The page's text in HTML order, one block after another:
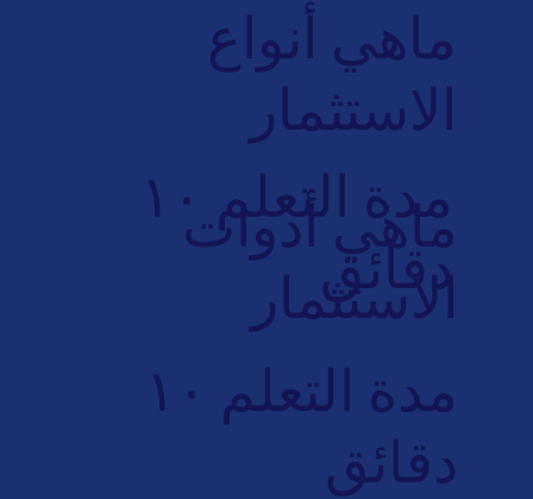
ماهي أنواع
الاستثمار
مدة التعلم ١٠
دقائق
ماهي أدوات
الاستثمار
مدة التعلم ١٠
دقائق